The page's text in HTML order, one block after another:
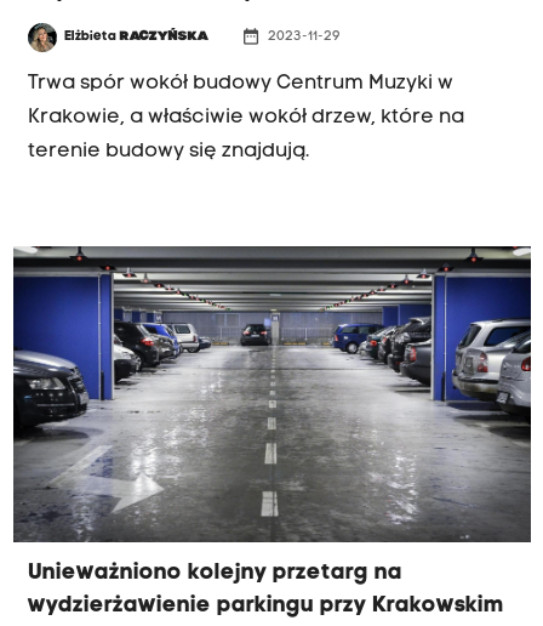
Elżbieta RACZYŃSKA date_range 2023-11-29
Trwa spór wokół budowy Centrum Muzyki w
Krakowie, a właściwie wokół drzew, które na
terenie budowy się znajdują.
Unieważniono kolejny przetarg na
wydzierżawienie parkingu przy Krakowskim